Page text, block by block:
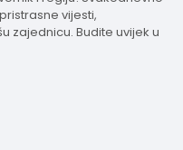
vijesti,
zajednicu. Budite uvijek u